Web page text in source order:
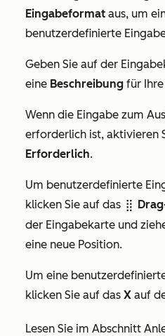
Eingabeformat aus, um
benutzerdefinierte
Geben Sie auf der
eine Beschreibung für
Wenn die Eingabe zum
erforderlich ist, aktivieren
Erforderlich.
Um benutzerdefinierte
klicken Sie auf das dragHandle
der Eingabekarte und
eine neue Position.
Um eine
klicken Sie auf das X auf
Lesen Sie im Abschnitt